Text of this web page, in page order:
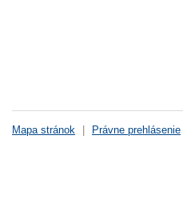
Mapa stránok | Právne prehlásenie